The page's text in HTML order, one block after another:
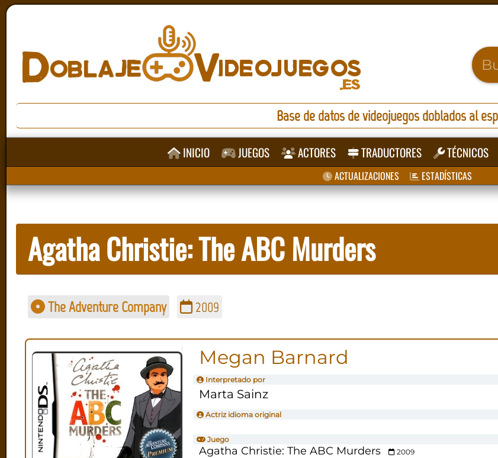
Base de datos de videojuegos doblados al
INICIO JUEGOS ACTORES TRADUCTORES TÉCNICOS
ACTUALIZACIONES ESTADÍSTICAS
Agatha Christie: The ABC Murders
The Adventure Company 2009
Megan Barnard
Interpretado por
Marta Sainz
Actriz idioma original
Juego
Agatha Christie: The ABC Murders
2009